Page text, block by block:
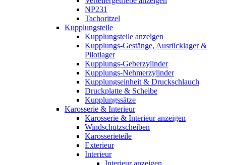
NP231
Tachoritzel
Kupplungsteile
Kupplungsteile anzeigen
Kupplungs-Gestänge, Ausrücklager &
Pilotlager
Kupplungs-Geberzylinder
Kupplungs-Nehmerzylinder
Kupplungseinheit & Druckschlauch
Druckplatte & Scheibe
Kupplungssätze
Karosserie & Interieur
Karosserie & Interieur anzeigen
Windschutzscheiben
Karosserieteile
Exterieur
Interieur
Interieur anzeigen